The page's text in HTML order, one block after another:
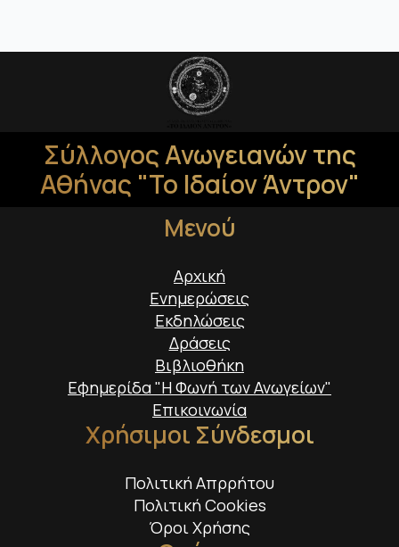
Σύλλογος Ανωγειανών της
Αθήνας "Το Ιδαίον Άντρον"
Μενού
Αρχική
Ενημερώσεις
Εκδηλώσεις
Δράσεις
Βιβλιοθήκη
Εφημερίδα "Η Φωνή των Ανωγείων"
Επικοινωνία
Χρήσιμοι Σύνδεσμοι
Πολιτική Απρρήτου
Πολιτική Cookies
Όροι Χρήσης